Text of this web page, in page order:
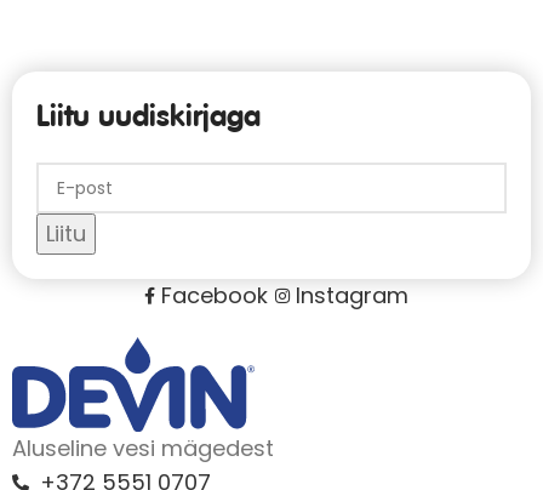
Aluseline vesi mägedest
+372 5551 0707
Liitu uudiskirjaga
Liitu
Facebook Instagram